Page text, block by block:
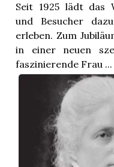
Seit 1925 lädt das
und Besucher
erleben. Zum
in einer neuen
faszinierende Frau ...